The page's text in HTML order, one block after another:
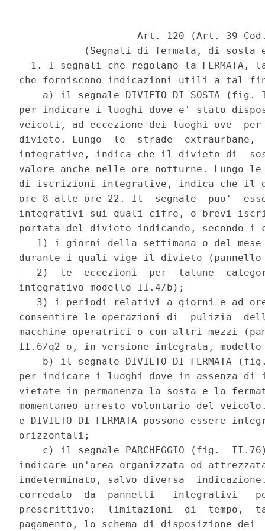
Art. 120 (Art. 39
(Segnali di fermata, di sosta
1. I segnali che regolano la FERMATA,
che forniscono indicazioni utili a tal
a) il segnale DIVIETO DI SOSTA (fig.
per indicare i luoghi dove e' stato
veicoli, ad eccezione dei luoghi ove
divieto. Lungo  le  strade
integrative, indica che il divieto di
valore anche nelle ore notturne. Lungo
di iscrizioni integrative, indica che il
ore 8 alle ore 22. Il  segnale  puo'
integrativi sui quali cifre, o brevi
portata del divieto indicando, secondo
1) i giorni della settimana o del
durante i quali vige il divieto
2)  le  eccezioni  per  talune
integrativo modello II.4/b);
3) i periodi relativi a giorni e ad
consentire le operazioni di  pulizia
macchine operatrici o con altri mezzi
II.6/q2 o, in versione integrata,
b) il segnale DIVIETO DI FERMATA
per indicare i luoghi dove in assenza
vietate in permanenza la sosta e la
momentaneo arresto volontario del
e DIVIETO DI FERMATA possono essere
orizzontali;
c) il segnale PARCHEGGIO (fig.
indicare un'area organizzata od
indeterminato, salvo diversa
corredato  da  pannelli   integrativi
prescrittivo:  limitazioni  di  tempo,
pagamento, lo schema di disposizione